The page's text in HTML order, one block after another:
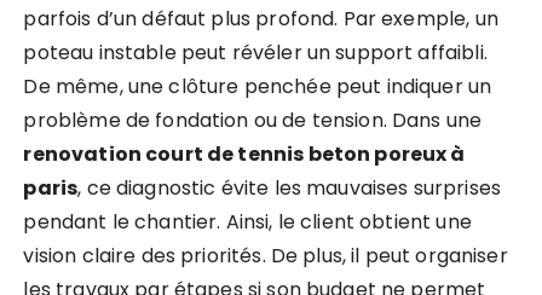
parfois d’un défaut plus profond. Par exemple, un
poteau instable peut révéler un support affaibli.
De même, une clôture penchée peut indiquer un
problème de fondation ou de tension. Dans une
renovation court de tennis beton poreux à
paris, ce diagnostic évite les mauvaises surprises
pendant le chantier. Ainsi, le client obtient une
vision claire des priorités. De plus, il peut organiser